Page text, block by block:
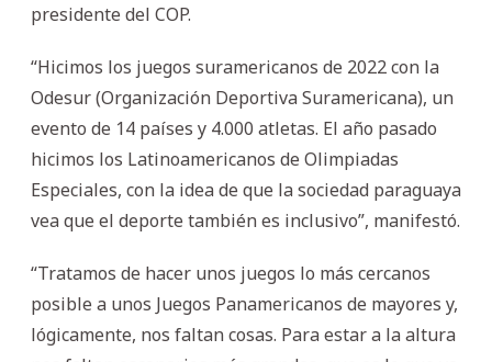
presidente del COP.
“Hicimos los juegos suramericanos de 2022 con la
Odesur (Organización Deportiva Suramericana), un
evento de 14 países y 4.000 atletas. El año pasado
hicimos los Latinoamericanos de Olimpiadas
Especiales, con la idea de que la sociedad paraguaya
vea que el deporte también es inclusivo”, manifestó.
“Tratamos de hacer unos juegos lo más cercanos
posible a unos Juegos Panamericanos de mayores y,
lógicamente, nos faltan cosas. Para estar a la altura